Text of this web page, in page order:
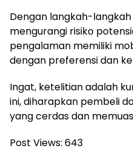
Dengan langkah-
mengurangi risiko
pengalaman memiliki
dengan preferensi dan
Ingat, ketelitian adalah
ini, diharapkan pembeli
yang cerdas dan
Post Views: 643